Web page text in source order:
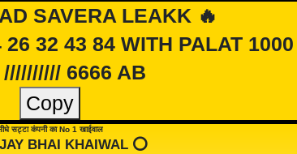
SAVERA LEAKK 🔥
32 43 84 WITH PALAT
6666 AB
Copy
सट्टा कंपनी का No 1 खाईवाल
BHAI KHAIWAL ⭕️